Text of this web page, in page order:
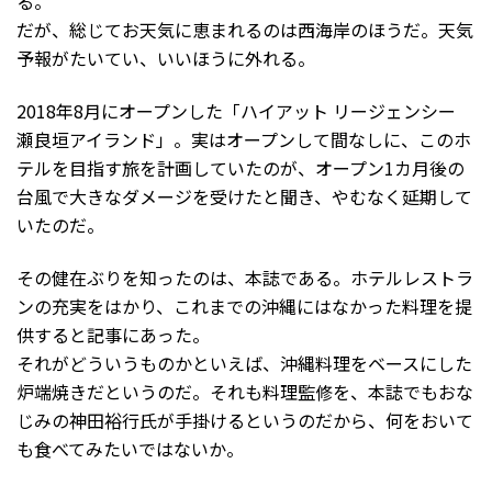
だが、総じてお天気に恵まれるのは西海岸のほうだ。天気
予報がたいてい、いいほうに外れる。
2018年8月にオープンした「ハイアット リージェンシー
瀬良垣アイランド」。実はオープンして間なしに、このホ
テルを目指す旅を計画していたのが、オープン1カ月後の
台風で大きなダメージを受けたと聞き、やむなく延期して
いたのだ。
その健在ぶりを知ったのは、本誌である。ホテルレストラ
ンの充実をはかり、これまでの沖縄にはなかった料理を提
供すると記事にあった。
それがどういうものかといえば、沖縄料理をベースにした
炉端焼きだというのだ。それも料理監修を、本誌でもおな
じみの神田裕行氏が手掛けるというのだから、何をおいて
も食べてみたいではないか。